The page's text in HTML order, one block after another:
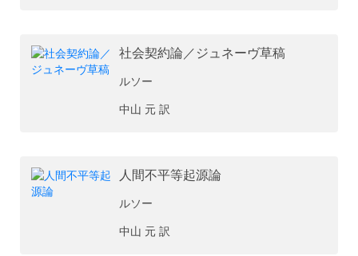
社会契約論／ジュネーヴ草稿
ルソー
中山 元 訳
人間不平等起源論
ルソー
中山 元 訳